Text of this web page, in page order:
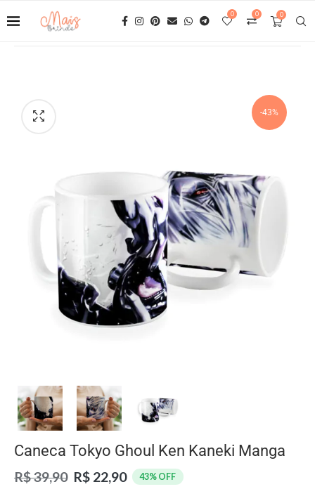
0
0
0
-43%
Caneca Tokyo Ghoul Ken Kaneki Manga
R$ 39,90 R$ 22,90 43% OFF